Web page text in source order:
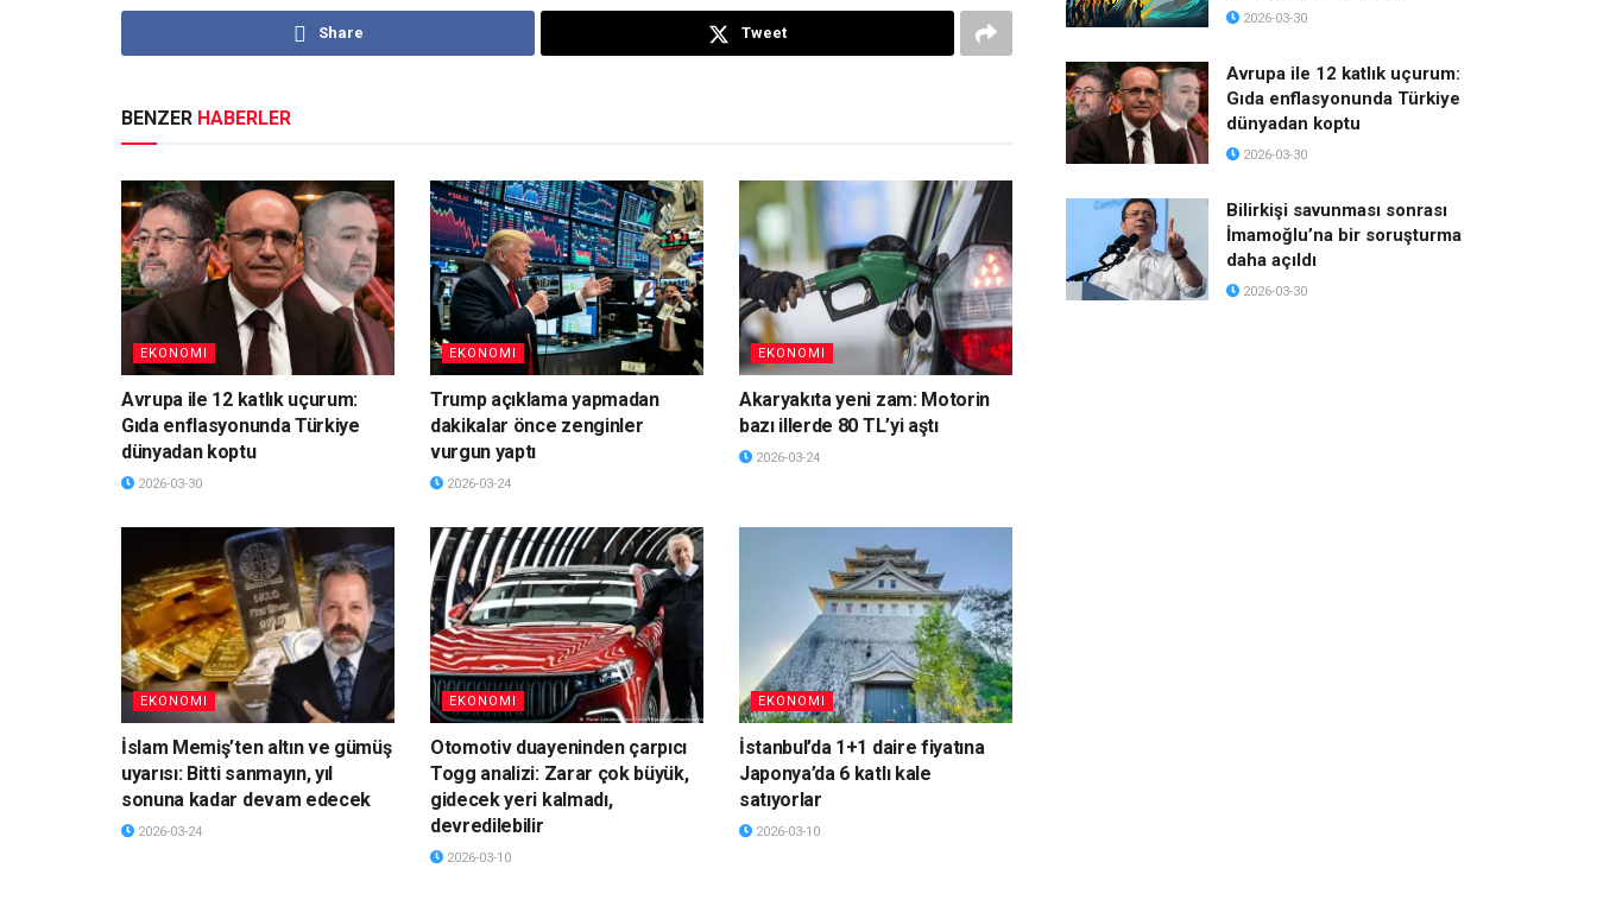
Share Tweet
BENZER HABERLER
EKONOMI
Avrupa ile 12 katlık uçurum:
Gıda enflasyonunda Türkiye
dünyadan koptu
2026-03-30
EKONOMI
Trump açıklama yapmadan
dakikalar önce zenginler
vurgun yaptı
2026-03-24
EKONOMI
Akaryakıta yeni zam: Motorin
bazı illerde 80 TL’yi aştı
2026-03-24
EKONOMI
İslam Memiş’ten altın ve gümüş
uyarısı: Bitti sanmayın, yıl
sonuna kadar devam edecek
2026-03-24
EKONOMI
Otomotiv duayeninden çarpıcı
Togg analizi: Zarar çok büyük,
gidecek yeri kalmadı,
devredilebilir
2026-03-10
EKONOMI
İstanbul’da 1+1 daire fiyatına
Japonya’da 6 katlı kale
satıyorlar
2026-03-10
2026-03-30
Avrupa ile 12 katlık uçurum:
Gıda enflasyonunda Türkiye
dünyadan koptu
2026-03-30
Bilirkişi savunması sonrası
İmamoğlu’na bir soruşturma
daha açıldı
2026-03-30